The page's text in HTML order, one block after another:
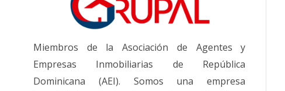
Miembros de la Asociación de Agentes y
Empresas Inmobiliarias de República
Dominicana (AEI). Somos una empresa